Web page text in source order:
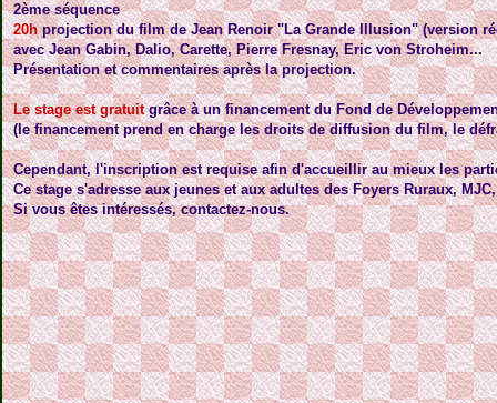
2ème séquence
20hprojection du film de Jean Renoir "La Grande Illusion" (version
avec Jean Gabin, Dalio, Carette, Pierre Fresnay, Eric von Stroheim...
Présentation et commentaires après la projection.
Le stage est gratuitgrâce à un financement du Fond de
(le financement prend en charge les droits de diffusion du film, le
Cependant, l'inscription est requise afin d'accueillir au mieux les
Ce stage s'adresse aux jeunes et aux adultes des Foyers Ruraux,
Si vous êtes intéressés, contactez-nous.